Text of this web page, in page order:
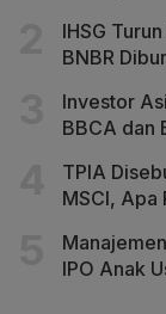
IHSG
BNBR
Investor
BBCA dan
TPIA
MSCI, Apa
IPO Anak